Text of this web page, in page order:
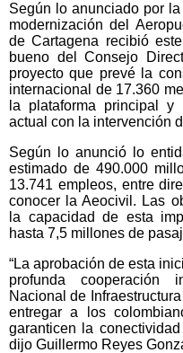
Según lo anunciado por
modernización del
de Cartagena recibió
bueno del Consejo
proyecto que prevé la
internacional de 17.360
la plataforma principal y
actual con la intervención
Según lo anunció lo
estimado de 490.000
13.741 empleos, entre
conocer la Aeocivil. Las
la capacidad de esta
hasta 7,5 millones de
“La aprobación de esta
profunda cooperación
Nacional de
entregar a los
garanticen la
dijo Guillermo Reyes